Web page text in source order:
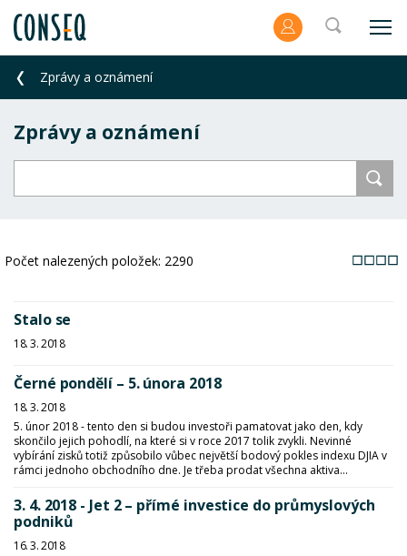
Zprávy a oznámení
Zprávy a oznámení
Počet nalezených položek: 2290
Stalo se
18. 3. 2018
Černé pondělí – 5. února 2018
18. 3. 2018
5. únor 2018 - tento den si budou investoři pamatovat jako den, kdy
skončilo jejich pohodlí, na které si v roce 2017 tolik zvykli. Nevinné
vybírání zisků totiž způsobilo vůbec největší bodový pokles indexu DJIA v
rámci jednoho obchodního dne. Je třeba prodat všechna aktiva...
3. 4. 2018 - Jet 2 – přímé investice do průmyslových
podniků
16. 3. 2018